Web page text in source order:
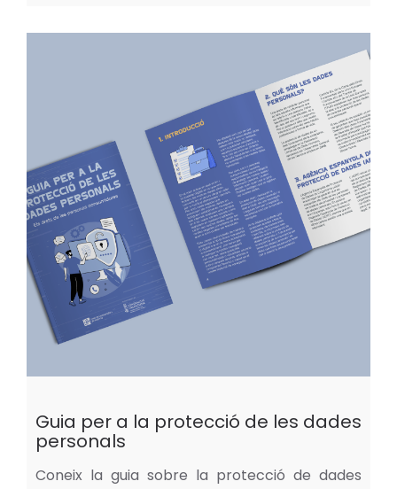
Guia per a la protecció de les dades
personals
Coneix la guia sobre la protecció de dades